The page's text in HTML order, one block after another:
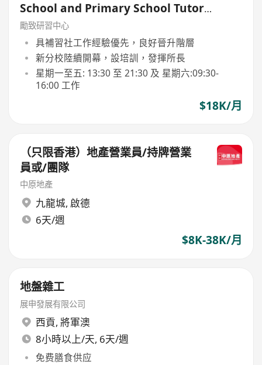
School and Primary School Tutor
(5.5days)
勵致研習中心
具補習社工作經驗優先，良好晉升階層
新分校陸續開幕，設培訓，發揮所長
星期一至五: 13:30 至 21:30 及 星期六:09:30-
16:00 工作
$18K/月
（只限香港）地產營業員/持牌營業
員或/團隊
中原地產
九龍城, 啟德
6天/週
$8K-38K/月
地盤雜工
展申發展有限公司
西貢, 將軍澳
8小時以上/天, 6天/週
免费膳食供应